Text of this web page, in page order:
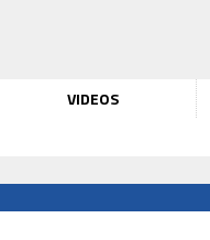
VIDEOS